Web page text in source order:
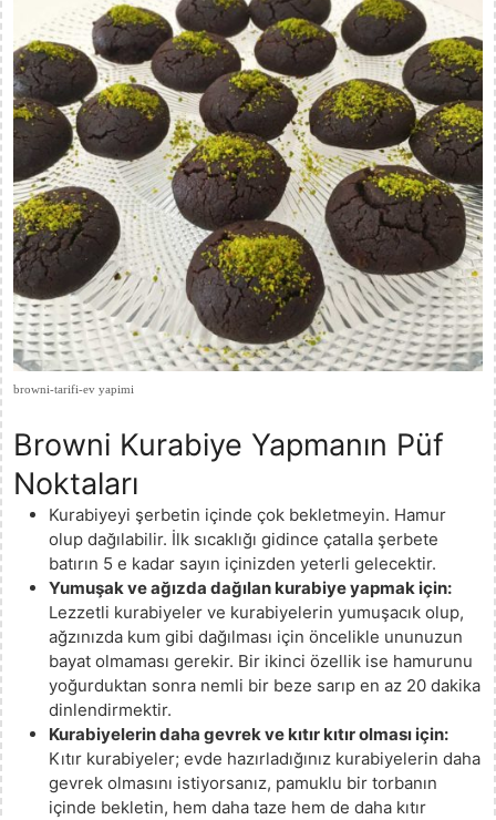
browni-tarifi-ev yapimi
Browni Kurabiye Yapmanın Püf
Noktaları
Kurabiyeyi şerbetin içinde çok bekletmeyin. Hamur
olup dağılabilir. İlk sıcaklığı gidince çatalla şerbete
batırın 5 e kadar sayın içinizden yeterli gelecektir.
Yumuşak ve ağızda dağılan kurabiye yapmak için:
Lezzetli kurabiyeler ve kurabiyelerin yumuşacık olup,
ağzınızda kum gibi dağılması için öncelikle ununuzun
bayat olmaması gerekir. Bir ikinci özellik ise hamurunu
yoğurduktan sonra nemli bir beze sarıp en az 20 dakika
dinlendirmektir.
Kurabiyelerin daha gevrek ve kıtır kıtır olması için:
Kıtır kurabiyeler; evde hazırladığınız kurabiyelerin daha
gevrek olmasını istiyorsanız, pamuklu bir torbanın
içinde bekletin, hem daha taze hem de daha kıtır